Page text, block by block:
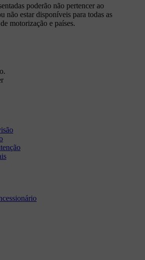
poderão não pertencer ao
não estar disponíveis para todas as
motorização e países.